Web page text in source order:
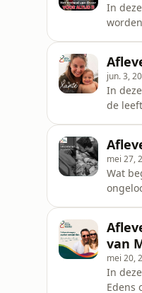
In
jun. 3,
In
de
mei 27,
Wat
van
mei 20,
In
Edens